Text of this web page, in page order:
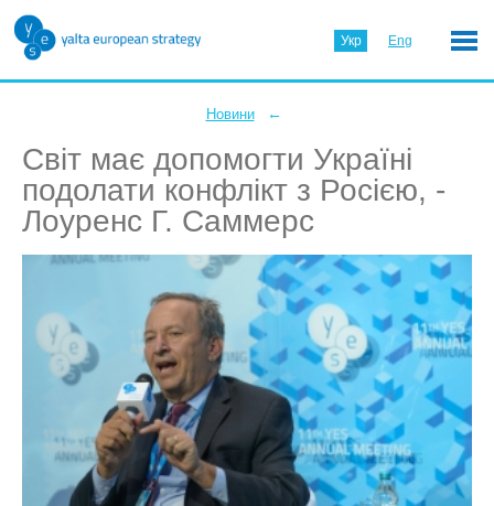
Укр Eng
Новини ←
Світ має допомогти Україні
подолати конфлікт з Росією, -
Лоуренс Г. Саммерс